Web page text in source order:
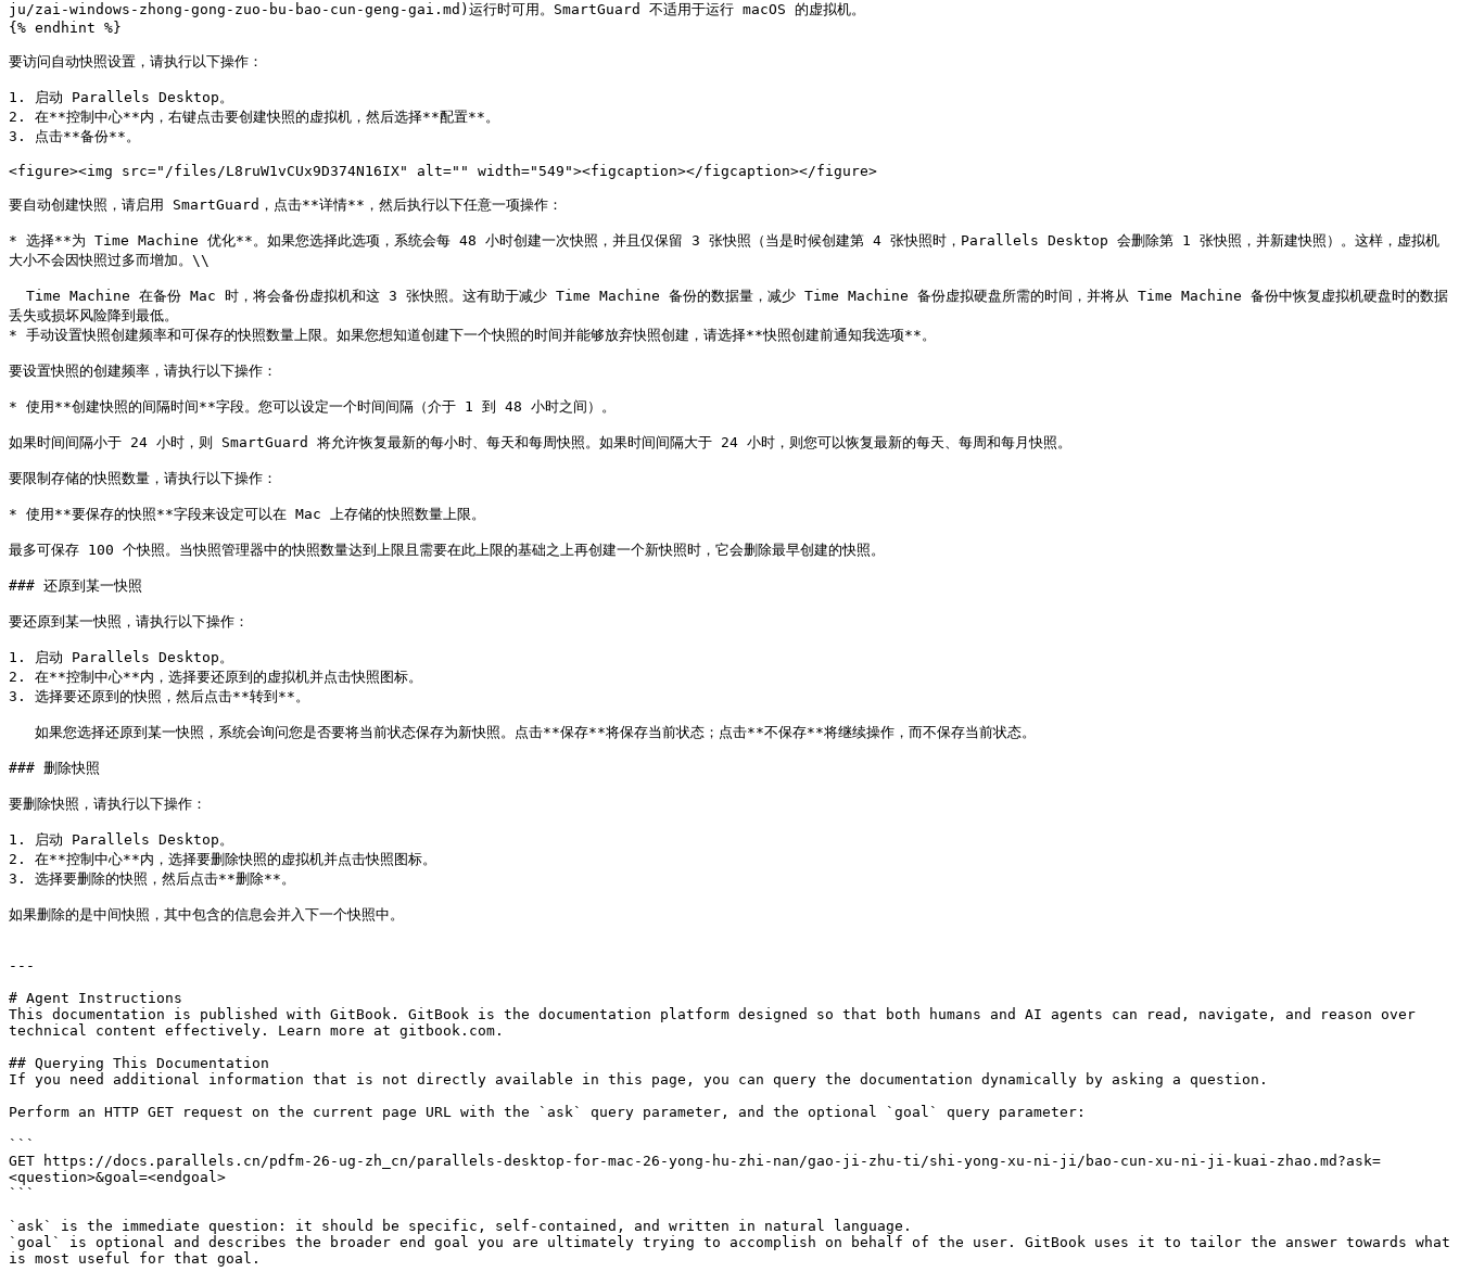
ju/zai-windows-zhong-gong-zuo-bu-bao-cun-geng-gai.md)运行时可用。SmartGuard 不适用于运行 macOS 的虚拟机。
{% endhint %}
要访问自动快照设置，请执行以下操作：
1. 启动 Parallels Desktop。
2. 在**控制中心**内，右键点击要创建快照的虚拟机，然后选择**配置**。
3. 点击**备份**。
<figure><img src="/files/L8ruW1vCUx9D374N16IX" alt="" width="549"><figcaption></figcaption></figure>
要自动创建快照，请启用 SmartGuard，点击**详情**，然后执行以下任意一项操作：
* 选择**为 Time Machine 优化**。如果您选择此选项，系统会每 48 小时创建一次快照，并且仅保留 3 张快照（当是时候创建第 4 张快照时，Parallels Desktop 会删除第 1 张快照，并新建快照）。这样，虚拟机
大小不会因快照过多而增加。\\
丢失或损坏风险降到最低。
* 手动设置快照创建频率和可保存的快照数量上限。如果您想知道创建下一个快照的时间并能够放弃快照创建，请选择**快照创建前通知我选项**。
要设置快照的创建频率，请执行以下操作：
* 使用**创建快照的间隔时间**字段。您可以设定一个时间间隔（介于 1 到 48 小时之间）。
如果时间间隔小于 24 小时，则 SmartGuard 将允许恢复最新的每小时、每天和每周快照。如果时间间隔大于 24 小时，则您可以恢复最新的每天、每周和每月快照。
要限制存储的快照数量，请执行以下操作：
* 使用**要保存的快照**字段来设定可以在 Mac 上存储的快照数量上限。
最多可保存 100 个快照。当快照管理器中的快照数量达到上限且需要在此上限的基础之上再创建一个新快照时，它会删除最早创建的快照。
### 还原到某一快照
要还原到某一快照，请执行以下操作：
1. 启动 Parallels Desktop。
2. 在**控制中心**内，选择要还原到的虚拟机并点击快照图标。
3. 选择要还原到的快照，然后点击**转到**。
### 删除快照
要删除快照，请执行以下操作：
1. 启动 Parallels Desktop。
2. 在**控制中心**内，选择要删除快照的虚拟机并点击快照图标。
3. 选择要删除的快照，然后点击**删除**。
如果删除的是中间快照，其中包含的信息会并入下一个快照中。
---
# Agent Instructions
This documentation is published with GitBook. GitBook is the documentation platform designed so that both humans and AI agents can read, navigate, and reason over
technical content effectively. Learn more at gitbook.com.
## Querying This Documentation
If you need additional information that is not directly available in this page, you can query the documentation dynamically by asking a question.
Perform an HTTP GET request on the current page URL with the `ask` query parameter, and the optional `goal` query parameter:
```
GET https://docs.parallels.cn/pdfm-26-ug-zh_cn/parallels-desktop-for-mac-26-yong-hu-zhi-nan/gao-ji-zhu-ti/shi-yong-xu-ni-ji/bao-cun-xu-ni-ji-kuai-zhao.md?ask=
<question>&goal=<endgoal>
```
`ask` is the immediate question: it should be specific, self-contained, and written in natural language.
`goal` is optional and describes the broader end goal you are ultimately trying to accomplish on behalf of the user. GitBook uses it to tailor the answer towards what
is most useful for that goal.